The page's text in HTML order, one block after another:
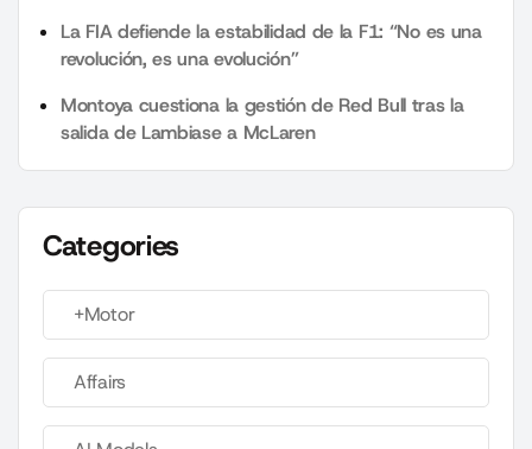
La FIA defiende la estabilidad de la F1: “No es una
revolución, es una evolución”
Montoya cuestiona la gestión de Red Bull tras la
salida de Lambiase a McLaren
Categories
+Motor
Affairs